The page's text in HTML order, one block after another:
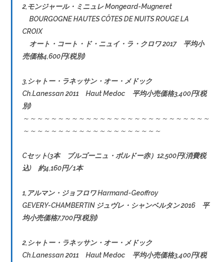
2,モンジャール・ミニュレ Mongeard-Mugneret
BOURGOGNE HAUTES CÔTES DE NUITS ROUGE LA
CROIX
オート・コート・ド・ニュイ・ラ・クロワ 2017 平均小
売価格4,600円(税別)
3,シャトー・ラネッサン・オー・メドック
Ch.Lanessan 2011 Haut Medoc 平均小売価格3,400円(税
別)
～～～～～～～～～～～～～～～～～～～～～～～～～～～
～～～～～～～～～～～～～～～～～～～～
Cセット(3本 ブルゴーニュ・ボルドー赤）12,500円(消費税
込) 約4,160円/1本
1,アルマン・ジョフロワ Harmand-Geoffroy
GEVERY-CHAMBERTIN ジュヴレ・シャンベルタン 2016 平
均小売価格7,700円(税別)
2,シャトー・ラネッサン・オー・メドック
Ch.Lanessan 2011 Haut Medoc 平均小売価格3,400円(税